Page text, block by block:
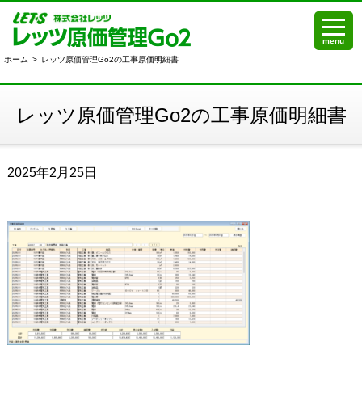
menu
ホーム > レッツ原価管理Go2の工事原価明細書
レッツ原価管理Go2の工事原価明細書
2025年2月25日